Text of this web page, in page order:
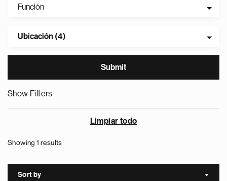
Función
Ubicación (4)
Show Filters
Limpiar todo
Showing 1 results
Sort by Sort